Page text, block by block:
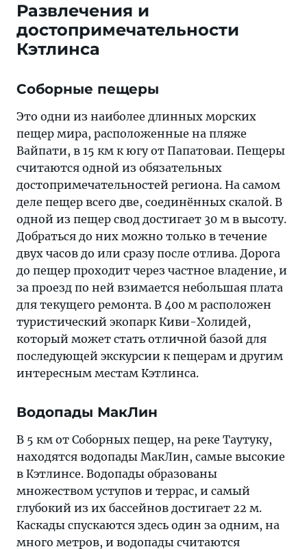
Развлечения и
достопримечательности
Кэтлинса
Соборные пещеры
Это одни из наиболее длинных морских
пещер мира, расположенные на пляже
Вайпати, в 15 км к югу от Папатоваи. Пещеры
считаются одной из обязательных
достопримечательностей региона. На самом
деле пещер всего две, соединённых скалой. В
одной из пещер свод достигает 30 м в высоту.
Добраться до них можно только в течение
двух часов до или сразу после отлива. Дорога
до пещер проходит через частное владение, и
за проезд по ней взимается небольшая плата
для текущего ремонта. В 400 м расположен
туристический экопарк Киви-Холидей,
который может стать отличной базой для
последующей экскурсии к пещерам и другим
интересным местам Кэтлинса.
Водопады МакЛин
В 5 км от Соборных пещер, на реке Таутуку,
находятся водопады МакЛин, самые высокие
в Кэтлинсе. Водопады образованы
множеством уступов и террас, и самый
глубокий из их бассейнов достигает 22 м.
Каскады спускаются здесь один за одним, на
много метров, и водопады считаются